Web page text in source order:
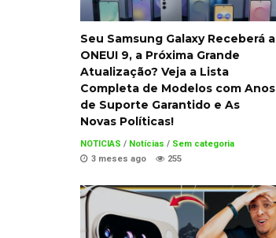
Seu Samsung Galaxy Receberá a
ONEUI 9, a Próxima Grande
Atualização? Veja a Lista
Completa de Modelos com Anos
de Suporte Garantido e As
Novas Políticas!
NOTICIAS / Notícias / Sem categoria
3 meses ago
255